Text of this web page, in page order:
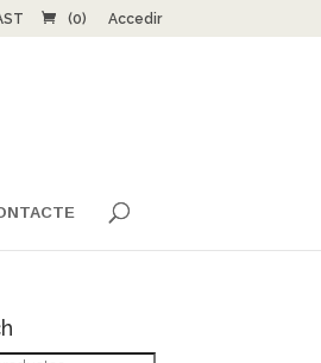
(0) Accedir